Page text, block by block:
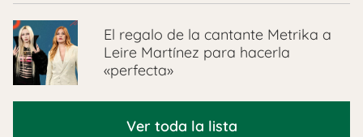
El regalo de la cantante Metrika a
Leire Martínez para hacerla
«perfecta»
Ver toda la lista